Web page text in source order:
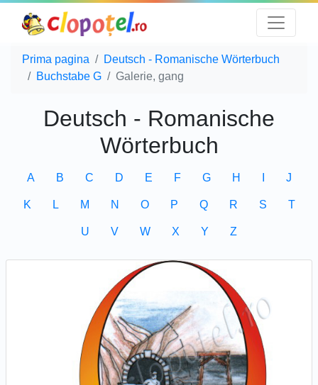
Prima pagina
Deutsch - Romanische Wörterbuch
Buchstabe G
Galerie, gang
Deutsch - Romanische
Wörterbuch
A B C D E F G H J
K L M N O P Q R S T
U V W X Y Z